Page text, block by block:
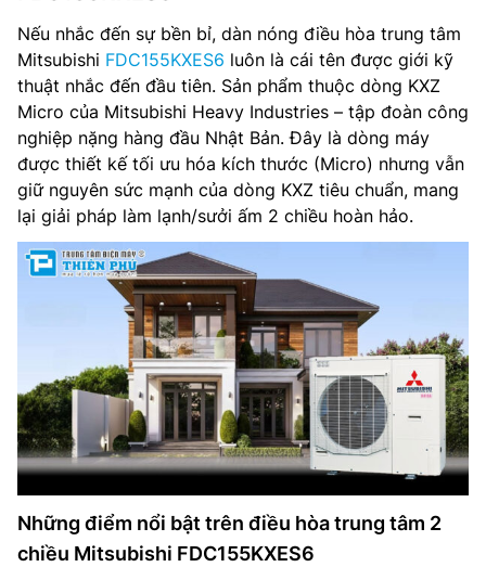
Nếu nhắc đến sự bền bỉ, dàn nóng điều hòa trung tâm
Mitsubishi FDC155KXES6 luôn là cái tên được giới kỹ
thuật nhắc đến đầu tiên. Sản phẩm thuộc dòng KXZ
Micro của Mitsubishi Heavy Industries – tập đoàn công
nghiệp nặng hàng đầu Nhật Bản. Đây là dòng máy
được thiết kế tối ưu hóa kích thước (Micro) nhưng vẫn
giữ nguyên sức mạnh của dòng KXZ tiêu chuẩn, mang
lại giải pháp làm lạnh/sưởi ấm 2 chiều hoàn hảo.
Những điểm nổi bật trên điều hòa trung tâm 2
chiều Mitsubishi FDC155KXES6